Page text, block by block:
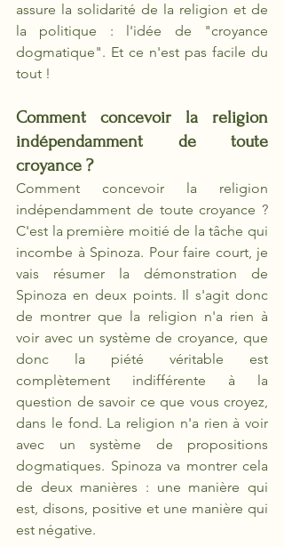
assure la solidarité de la religion et de
la politique : l'idée de "croyance
dogmatique". Et ce n'est pas facile du
tout !
Comment concevoir la religion
indépendamment de toute
croyance ?
Comment concevoir la religion
indépendamment de toute croyance ?
C'est la première moitié de la tâche qui
incombe à Spinoza. Pour faire court, je
vais résumer la démonstration de
Spinoza en deux points. Il s'agit donc
de montrer que la religion n'a rien à
voir avec un système de croyance, que
donc la piété véritable est
complètement indifférente à la
question de savoir ce que vous croyez,
dans le fond. La religion n'a rien à voir
avec un système de propositions
dogmatiques. Spinoza va montrer cela
de deux manières : une manière qui
est, disons, positive et une manière qui
est négative.